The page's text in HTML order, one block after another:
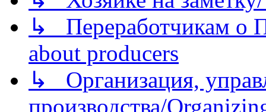
↳ Переработчикам о
about producers
↳ Организация,
производства/